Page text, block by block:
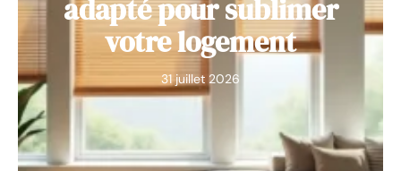
adapté pour sublimer
votre logement
31 juillet 2026